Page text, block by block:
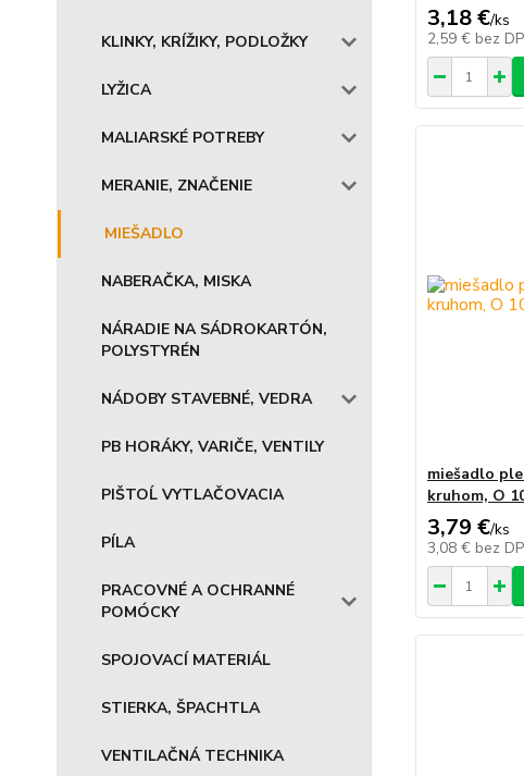
KLINKY, KRÍŽIKY, PODLOŽKY
LYŽICA
MALIARSKÉ POTREBY
MERANIE, ZNAČENIE
MIEŠADLO
NABERAČKA, MISKA
NÁRADIE NA SÁDROKARTÓN,
POLYSTYRÉN
NÁDOBY STAVEBNÉ, VEDRA
PB HORÁKY, VARIČE, VENTILY
PIŠTOĹ VYTLAČOVACIA
PÍLA
PRACOVNÉ A OCHRANNÉ
POMÓCKY
SPOJOVACÍ MATERIÁL
STIERKA, ŠPACHTLA
VENTILAČNÁ TECHNIKA
3,18 €/ks
2,59 € bez
miešadlo
kruhom, O
3,79 €/ks
3,08 € bez